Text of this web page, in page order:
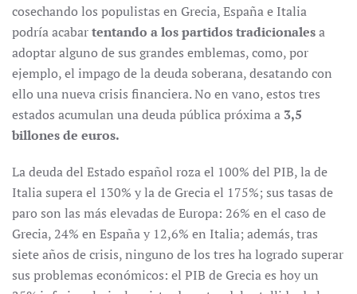
cosechando los populistas en Grecia, España e Italia
podría acabartentando a los partidos tradicionalesa
adoptar alguno de sus grandes emblemas, como, por
ejemplo, el impago de la deuda soberana, desatando con
ello una nueva crisis financiera. No en vano, estos tres
estados acumulan una deuda pública próxima a 3,5
billones de euros.
La deuda del Estado español roza el 100% del PIB, la de
Italia supera el 130% y la de Grecia el 175%; sus tasas de
paro son las más elevadas de Europa: 26% en el caso de
Grecia, 24% en España y 12,6% en Italia; además, tras
siete años de crisis, ninguno de los tres ha logrado superar
sus problemas económicos: el PIB de Grecia es hoy un